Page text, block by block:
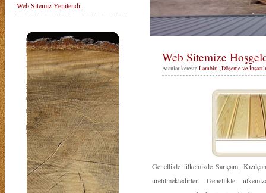
Web Sitemiz Yenilendi.
Web Sitemize
Atanlar kereste Lambiri ,Döşeme ve
Genellikle ülkemizde Sarıçam,
üretilmektedirler. Genellikle